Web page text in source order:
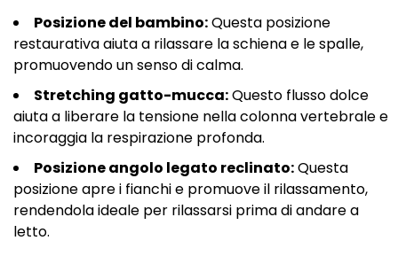
Posizione del bambino:Questa posizione
restaurativa aiuta a rilassare la schiena e le spalle,
promuovendo un senso di calma.
Stretching gatto-mucca:Questo flusso dolce
aiuta a liberare la tensione nella colonna vertebrale e
incoraggia la respirazione profonda.
Posizione angolo legato reclinato:Questa
posizione apre i fianchi e promuove il rilassamento,
rendendola ideale per rilassarsi prima di andare a
letto.